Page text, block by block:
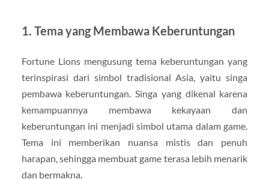
1. Tema yang Membawa Keberuntungan
Fortune Lions mengusung tema keberuntungan yang
terinspirasi dari simbol tradisional Asia, yaitu singa
pembawa keberuntungan. Singa yang dikenal karena
kemampuannya membawa kekayaan dan
keberuntungan ini menjadi simbol utama dalam game.
Tema ini memberikan nuansa mistis dan penuh
harapan, sehingga membuat game terasa lebih menarik
dan bermakna.